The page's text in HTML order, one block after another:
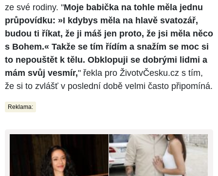
ze své rodiny. "Moje babička na tohle měla jednu
průpovídku: »I kdybys měla na hlavě svatozář,
budou ti říkat, že ji máš jen proto, že jsi měla něco
s Bohem.« Takže se tím řídím a snažím se moc si
to nepouštět k tělu. Obklopuji se dobrými lidmi a
mám svůj vesmír," řekla pro ŽivotvČesku.cz s tím,
že si to zvlášť v poslední době velmi často připomíná.
Reklama: